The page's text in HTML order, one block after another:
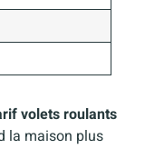
volets roulants
la maison plus